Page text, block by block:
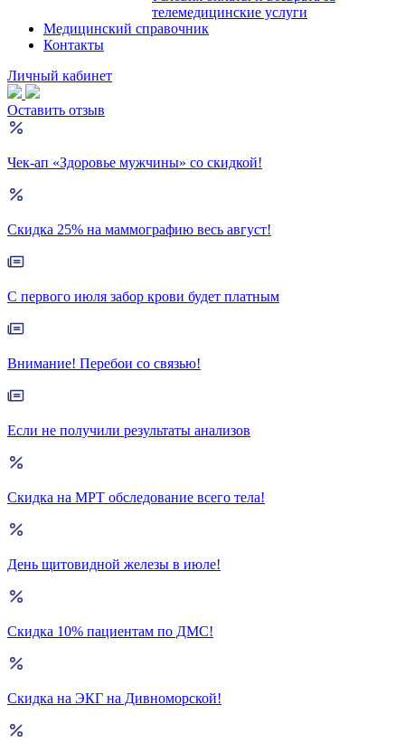
телемедицинские услуги
Медицинский справочник
Контакты
Личный кабинет
Оставить отзыв
Чек-ап «Здоровье мужчины» со скидкой!
Скидка 25% на маммографию весь август!
С первого июля забор крови будет платным
Внимание! Перебои со связью!
Если не получили результаты анализов
Скидка на МРТ обследование всего тела!
День щитовидной железы в июле!
Скидка 10% пациентам по ДМС!
Скидка на ЭКГ на Дивноморской!